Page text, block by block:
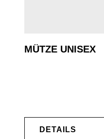
MÜTZE UNISEX
DETAILS